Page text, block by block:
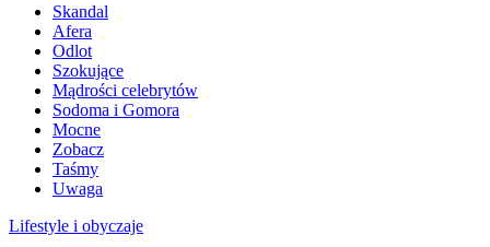
Skandal
Afera
Odlot
Szokujące
Mądrości celebrytów
Sodoma i Gomora
Mocne
Zobacz
Taśmy
Uwaga
Lifestyle i obyczaje